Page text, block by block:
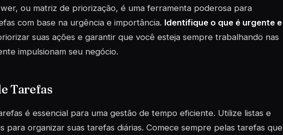
ou matriz de priorização, é uma ferramenta poderosa para
com base na urgência e importância. Identifique o que é urgente e
suas ações e garantir que você esteja sempre trabalhando nas
impulsionam seu negócio.
Tarefas
é essencial para uma gestão de tempo eficiente. Utilize listas e
para organizar suas tarefas diárias. Comece sempre pelas tarefas que